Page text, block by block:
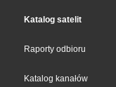
Katalog satelit
Raporty odbioru
Katalog kanałów